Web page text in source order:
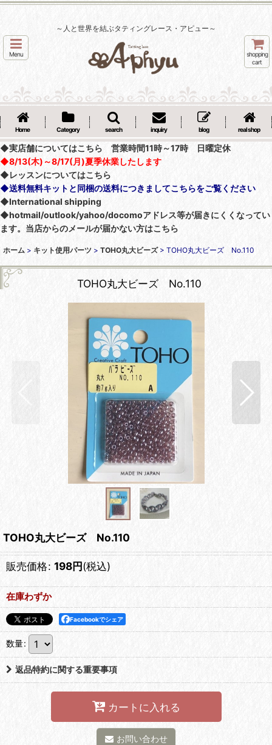
～人と世界を結ぶタティングレース・アピュー～
Menu
shopping
cart
Home Category search inquiry blog real shop
◆実店舗についてはこちら 営業時間11時～17時 日曜定休
◆8/13(木)～8/17(月)夏季休業したします
◆レッスンについてはこちら
◆送料無料キットと同梱の送料につきましてこちらをご覧ください
◆International shipping
◆hotmail/outlook/yahoo/docomoアドレス等が届きにくくなってい
ます。当店からのメールが届かない方はこちら
ホーム > キット使用パーツ > TOHO丸大ビーズ > TOHO丸大ビーズ No.110
TOHO丸大ビーズ No.110
TOHO丸大ビーズ No.110
販売価格: 198円(税込)
在庫わずか
Facebookでシェア
数量:
返品特約に関する重要事項
カートに入れる
お問い合わせ